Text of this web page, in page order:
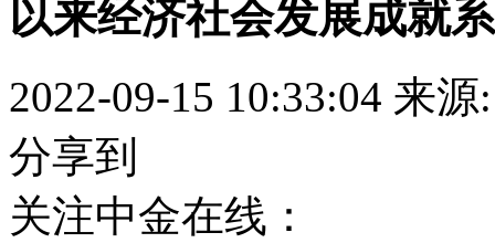
以来经济社会发展成就
2022-09-15 10:33:04 来源
分享到
关注中金在线：